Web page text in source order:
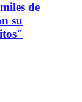
de
su